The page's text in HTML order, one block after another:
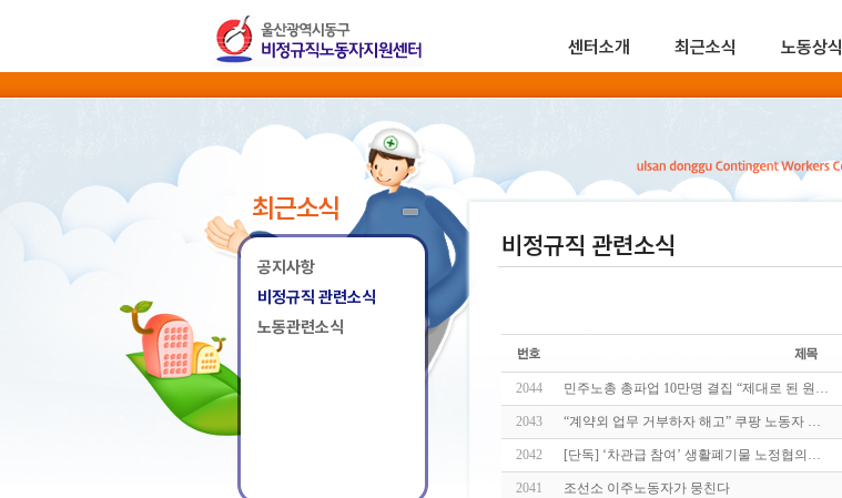
센터소개 최근소식 노동상식
최근소식
공지사항
비정규직 관련소식
노동관련소식
비정규직 관련소식
2044 민주노총 총파업 10만명 결집 “제대로 된 원…
2043 “계약외 업무 거부하자 해고” 쿠팡 노동자 …
2042 [단독] ‘차관급 참여’ 생활폐기물 노정협의…
2041 조선소 이주노동자가 뭉친다